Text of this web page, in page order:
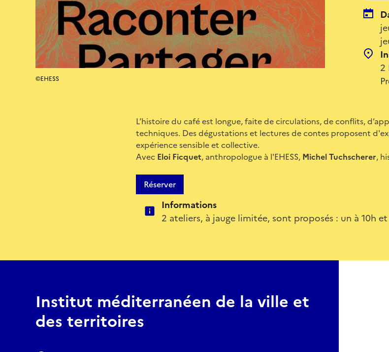
2
©EHESS
L’histoire du café est longue, faite de circulations, de conflits,
techniques. Des dégustations et lectures de contes proposent
expérience sensible et collective.
Avec Eloi Ficquet, anthropologue à l'EHESS, Michel Tuchscherer,
Réserver
Informations
2 ateliers, à jauge limitée, sont proposés : un à 10h
Institut méditerranéen de la ville et
des territoires